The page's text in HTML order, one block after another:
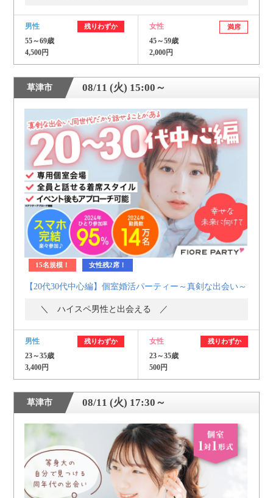
男性 残りわずか
55～69歳
4,500円
女性 満席
45～59歳
2,000円
草津市 08/11 (火) 15:00～
15名規模！ 女性残2席！
【20代30代中心編】個室婚活パーティー～真剣な出会い～
＼ ハイスペ男性と出会える ／
男性 残りわずか
23～35歳
3,400円
女性 残りわずか
23～35歳
500円
草津市 08/11 (火) 17:30～